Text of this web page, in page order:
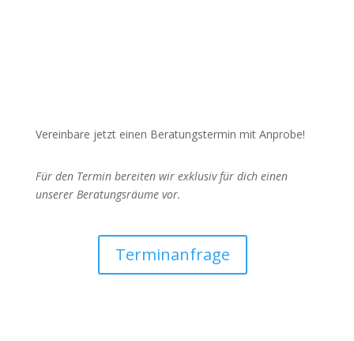
Vereinbare jetzt einen Beratungstermin mit Anprobe!
Für den Termin bereiten wir exklusiv für dich einen
unserer Beratungsräume vor.
Terminanfrage